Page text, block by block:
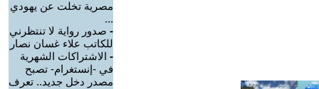
مصرية تخلت عن يهودي
...
- صدور رواية لا تنتظرني
للكاتب علاء غسان نصار
- الاشتراكات الشهرية
في -إنستغرام- تصبح
مصدر دخل جديد.. تعرف